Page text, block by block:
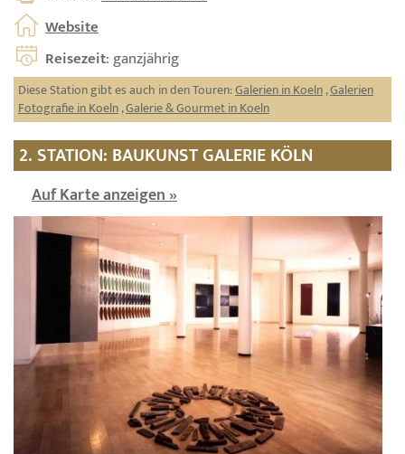
Website
Reisezeit: ganzjährig
Diese Station gibt es auch in den Touren:Galerien in Koeln,Galerien
Fotografie in Koeln,Galerie & Gourmet in Koeln
2. STATION: BAUKUNST GALERIE KÖLN
Auf Karte anzeigen »